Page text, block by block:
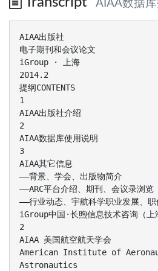
AIAA数据
AIAA出版社
电子期刊和会议论文
iGroup · 上海
2014.2
提纲CONTENTS
1
AIAA出版社介绍
2
AIAA数据库使用说明
3
AIAA其它信息
——背景、学会、出版物简介
——ARC平台介绍、期刊、会议录浏览
——行业动态、宇航科学职业发展、
iGroup中国·长煦信息技术咨询（上
2
AIAA 美国航空航天学会
American Institute of
Astronautics